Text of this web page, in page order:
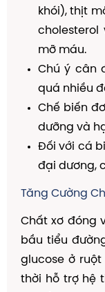
khói), thịt
mỡ máu.
Chú ý cân
quá nhiều
Chế biến
dưỡng và
Đối với cá
đại dương,
Tăng Cường
Chất xơ đóng
bầu tiểu
glucose ở
thời hỗ trợ hệ